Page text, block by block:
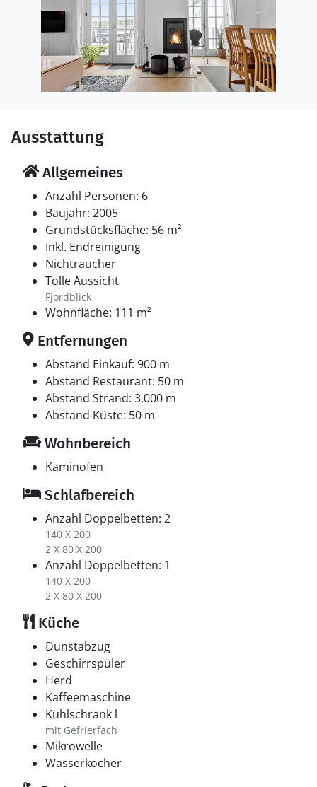
Sj. liegen alle innerhalb Gehabstand von der Wohnung
entfernt. Die schönen Badestrände im Gebiet
erreichen Sie in weniger als 10 Minuten. Aber nicht
vergessen, eine kleine Wanderung im Grønnehave
Wald zu machen oder eine Fahrradtour den Isefjord
entlang, wo man Geopark Odsherred echt unter der
ganze Jahr hindurch.
Ausstattung
Allgemeines
Anzahl Personen: 6
Baujahr: 2005
Grundstücksfläche: 56 m²
Inkl. Endreinigung
Nichtraucher
Tolle Aussicht
Fjordblick
Wohnfläche: 111 m²
Entfernungen
Abstand Einkauf: 900 m
Abstand Restaurant: 50 m
Abstand Strand: 3.000 m
Abstand Küste: 50 m
Wohnbereich
Kaminofen
Schlafbereich
Anzahl Doppelbetten: 2
140 X 200
2 X 80 X 200
Anzahl Doppelbetten: 1
140 X 200
2 X 80 X 200
Küche
Dunstabzug
Geschirrspüler
Herd
Kaffeemaschine
Kühlschrank l
mit Gefrierfach
Mikrowelle
Wasserkocher